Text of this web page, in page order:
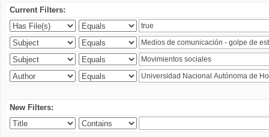
Current Filters:
New Filters: